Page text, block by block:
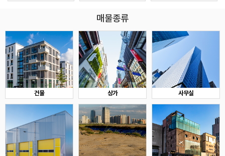
매물종류
건물 상가 사무실